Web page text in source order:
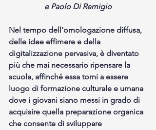
e Paolo Di Remigio
Nel tempo dell’omologazione diffusa,
delle idee effimere e della
digitalizzazione pervasiva, è diventato
più che mai necessario ripensare la
scuola, affinché essa torni a essere
luogo di formazione culturale e umana
dove i giovani siano messi in grado di
acquisire quella preparazione organica
che consente di sviluppare